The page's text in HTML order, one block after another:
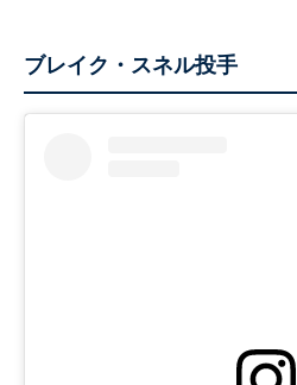
ブレイク・スネル投手